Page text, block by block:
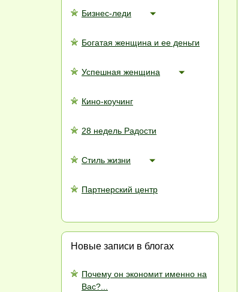
Бизнес-леди
Богатая женщина и ее деньги
Успешная женщина
Кино-коучинг
28 недель Радости
Стиль жизни
Партнерский центр
Новые записи в блогах
Почему он экономит именно на
Вас?...